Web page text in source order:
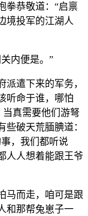
拳恭敬道：“启禀
境投军的江湖人
内便是。”
遣下来的军务，
听命于谁，哪怕
真需要他们游弩
破天荒腼腆道：
，我们都听说
人人想着能跟王爷
马而走，咱可是跟
和那帮兔崽子一